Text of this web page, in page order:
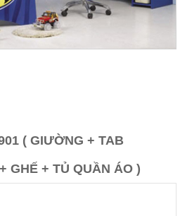
( GIƯỜNG + TAB
GHẾ + TỦ QUẦN ÁO )